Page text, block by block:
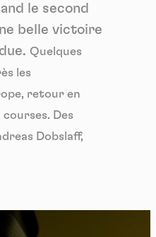
le second
belle victoire
Quelques
les
retour en
courses. Des
Dobslaff,